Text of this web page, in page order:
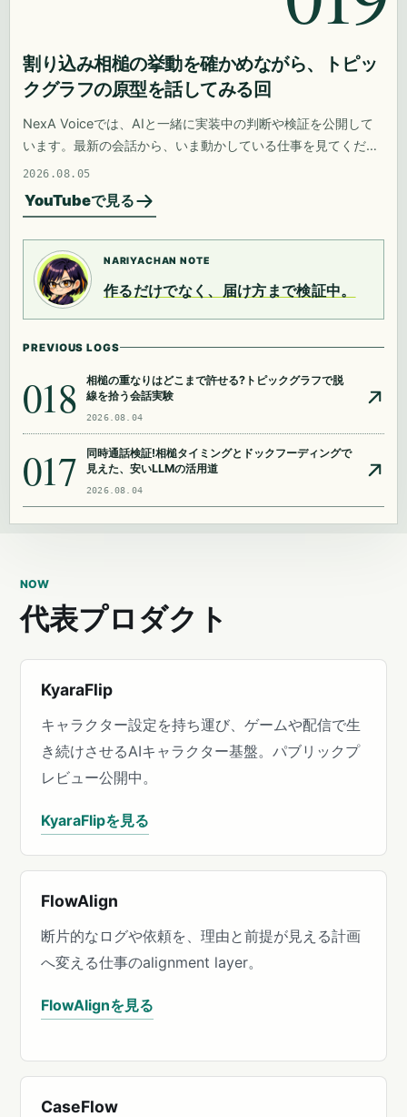
割り込み相槌の挙動を確かめながら、トピッ
クグラフの原型を話してみる回
NexA Voiceでは、AIと一緒に実装中の判断や検証を公開して
います。最新の会話から、いま動かしている仕事を見てくださ
い。
2026.08.05
YouTubeで見る
NARIYACHAN NOTE
作るだけでなく、届け方まで検証中。
PREVIOUS LOGS
018
相槌の重なりはどこまで許せる?トピックグラフで脱
線を拾う会話実験
2026.08.04
017
同時通話検証!相槌タイミングとドックフーディングで
見えた、安いLLMの活用道
2026.08.04
NOW
代表プロダクト
KyaraFlip
キャラクター設定を持ち運び、ゲームや配信で生
き続けさせるAIキャラクター基盤。パブリックプ
レビュー公開中。
KyaraFlipを見る
FlowAlign
断片的なログや依頼を、理由と前提が見える計画
へ変える仕事のalignment layer。
FlowAlignを見る
CaseFlow